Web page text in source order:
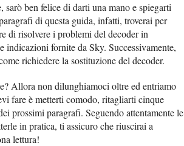
sarò ben felice di darti una mano e spiegarti
di questa guida, infatti, troverai per
di risolvere i problemi del decoder in
indicazioni fornite da Sky. Successivamente,
richiedere la sostituzione del decoder.
Allora non dilunghiamoci oltre ed entriamo
fare è metterti comodo, ritagliarti cinque
prossimi paragrafi. Seguendo attentamente le
in pratica, ti assicuro che riuscirai a
lettura!